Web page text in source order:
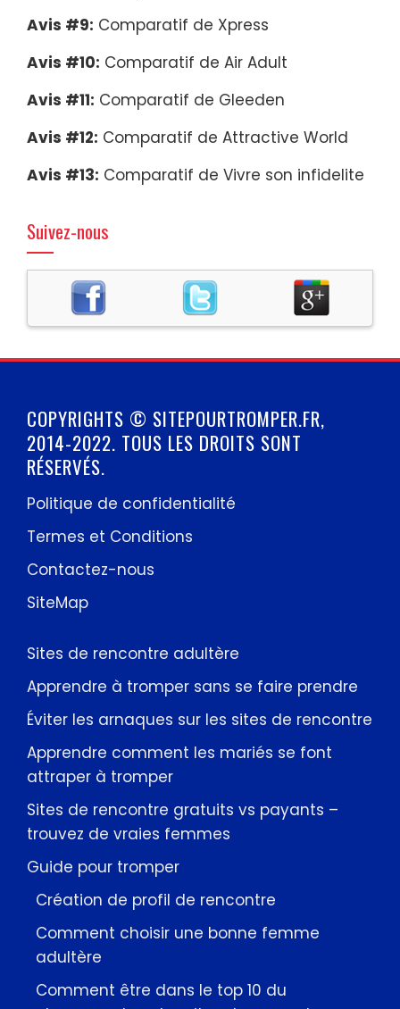
Avis #9: Comparatif de Xpress
Avis #10: Comparatif de Air Adult
Avis #11: Comparatif de Gleeden
Avis #12: Comparatif de Attractive World
Avis #13: Comparatif de Vivre son infidelite
Suivez-nous
COPYRIGHTS © SITEPOURTROMPER.FR,
2014-2022. TOUS LES DROITS SONT
RÉSERVÉS.
Politique de confidentialité
Termes et Conditions
Contactez-nous
SiteMap
Sites de rencontre adultère
Apprendre à tromper sans se faire prendre
Éviter les arnaques sur les sites de rencontre
Apprendre comment les mariés se font
attraper à tromper
Sites de rencontre gratuits vs payants –
trouvez de vraies femmes
Guide pour tromper
Création de profil de rencontre
Comment choisir une bonne femme
adultère
Comment être dans le top 10 du